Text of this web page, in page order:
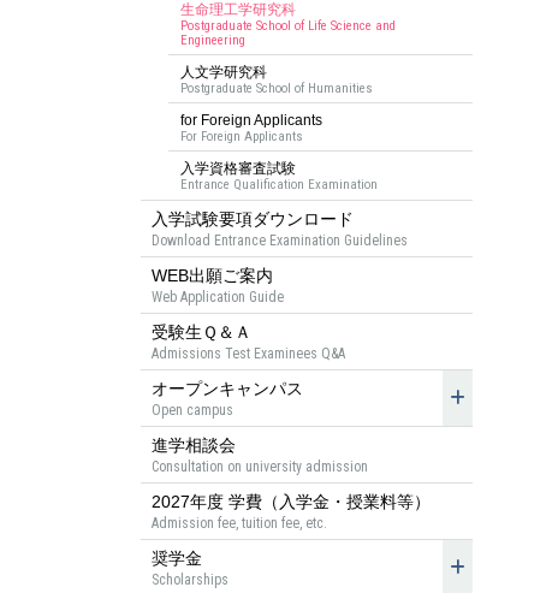
生命理工学研究科
Postgraduate School of Life Science and
Engineering
人文学研究科
Postgraduate School of Humanities
for Foreign Applicants
For Foreign Applicants
入学資格審査試験
Entrance Qualification Examination
入学試験要項ダウンロード
Download Entrance Examination Guidelines
WEB出願ご案内
Web Application Guide
受験生Ｑ＆Ａ
Admissions Test Examinees Q&A
オープンキャンパス
Open campus
進学相談会
Consultation on university admission
2027年度 学費（入学金・授業料等）
Admission fee, tuition fee, etc.
奨学金
Scholarships